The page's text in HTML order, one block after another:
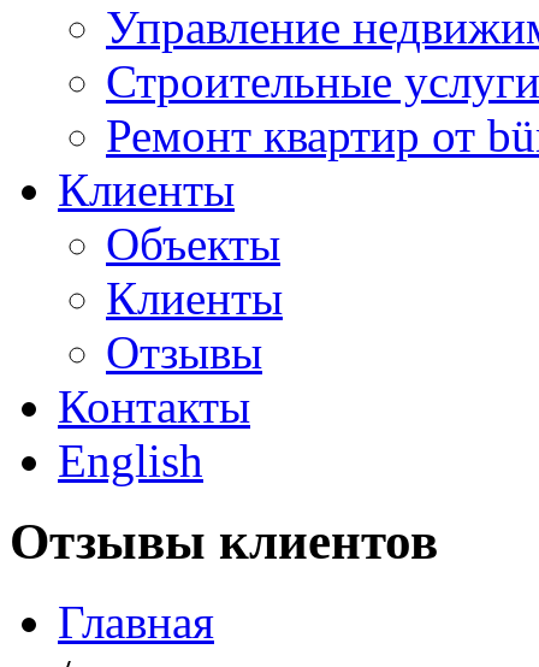
Управление
Строительные услуги
Ремонт квартир от
Клиенты
Объекты
Клиенты
Отзывы
Контакты
English
Отзывы клиентов
Главная